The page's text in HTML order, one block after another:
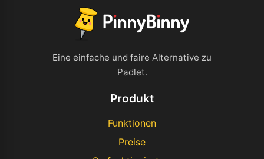
Eine einfache und faire Alternative zu
Padlet.
Produkt
Funktionen
Preise